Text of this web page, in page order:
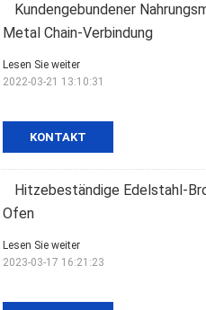
Kundengebundener
Metal Chain-Verbindung
KONTAKT
Lesen Sie weiter
2022-03-21 13:10:31
Hitzebeständige Edelstahl-
Ofen
Lesen Sie weiter
2023-03-17 16:21:23